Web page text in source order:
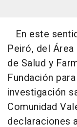
En este
Peiró, del
de Salud y
Fundación
investigación
Comunidad
declaraciones